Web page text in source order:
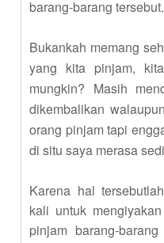
barang-barang tersebut.
Bukankah memang
yang kita pinjam,
mungkin? Masih
dikembalikan
orang pinjam tapi
di situ saya merasa
Karena hal
kali untuk
pinjam barang-